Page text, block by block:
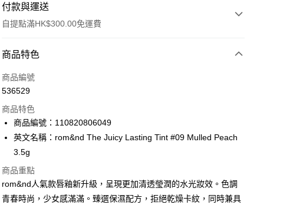
付款與運送
自提點滿HK$300.00免運費
付款方式
信用卡
AlipayHK
PayMe
BoC Pay
商品特色
商品編號
536529
商品特色
商品編號：110820806049
英文名稱：rom&nd The Juicy Lasting Tint #09 Mulled Peach
3.5g
商品重點
rom&nd人氣款唇釉新升級，呈現更加清透瑩潤的水光妝效。色調
青春時尚，少女感滿滿。臻選保濕配方，拒絕乾燥卡紋，同時兼具